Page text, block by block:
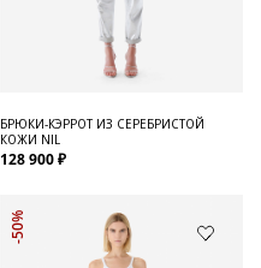
БРЮКИ-КЭРРОТ ИЗ СЕРЕБРИСТОЙ
КОЖИ NIL
128 900 ₽
-50%